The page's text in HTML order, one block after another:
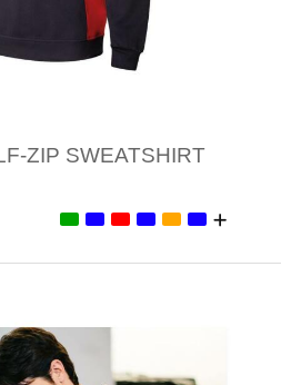
ZIP SWEATSHIRT
1